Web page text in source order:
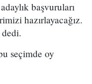
başvuruları
hazırlayacağız.
seçimde oy